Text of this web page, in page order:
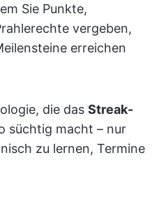
Sie Punkte,
vergeben,
erreichen
die das Streak-
süchtig macht – nur
zu lernen, Termine